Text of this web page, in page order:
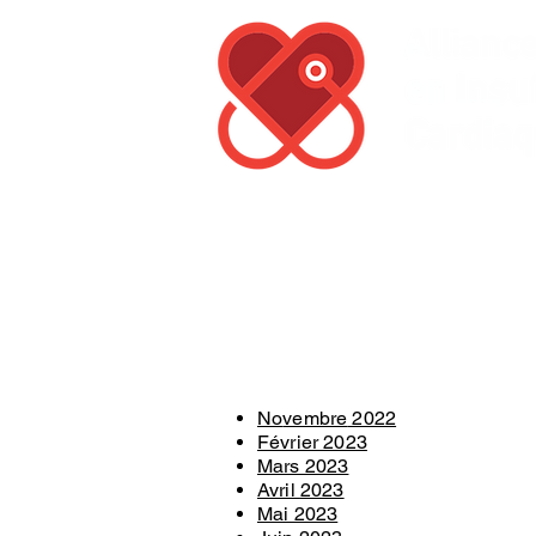
Novembre 2022
Février 2023
Mars 2023
Avril 2023
Mai 2023